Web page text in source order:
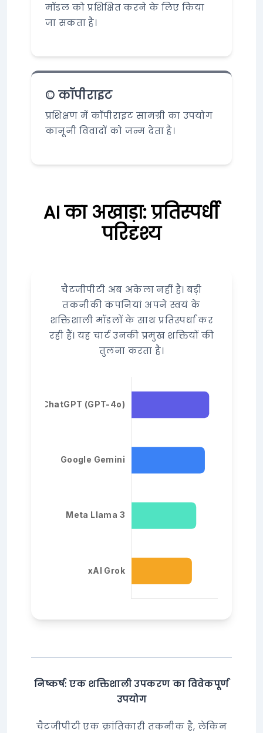
मॉडल को प्रशिक्षित करने के लिए किया
जा सकता है।
©️ कॉपीराइट
प्रशिक्षण में कॉपीराइट सामग्री का उपयोग
कानूनी विवादों को जन्म देता है।
AI का अखाड़ा: प्रतिस्पर्धी
परिदृश्य
चैटजीपीटी अब अकेला नहीं है। बड़ी
तकनीकी कंपनियां अपने स्वयं के
शक्तिशाली मॉडलों के साथ प्रतिस्पर्धा कर
रही हैं। यह चार्ट उनकी प्रमुख शक्तियों की
तुलना करता है।
निष्कर्ष: एक शक्तिशाली उपकरण का विवेकपूर्ण
उपयोग
चैटजीपीटी एक क्रांतिकारी तकनीक है, लेकिन